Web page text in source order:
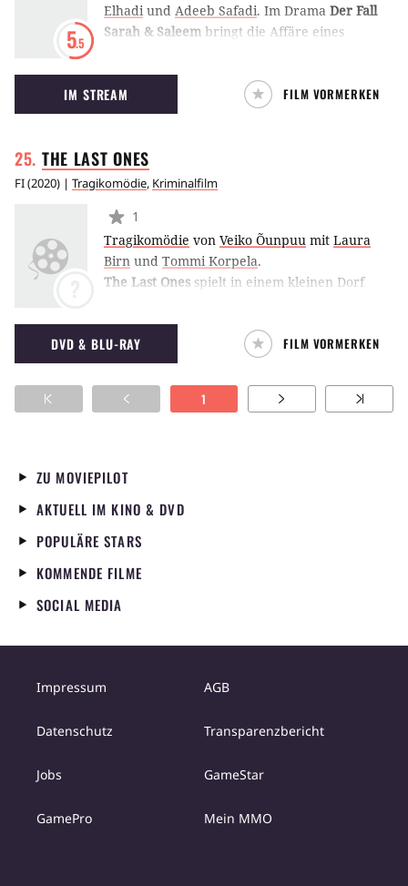
5.5
Elhadiund Adeeb Safadi. Im Drama Der Fall
Sarah & Saleem bringt die Affäre eines
Ehen der zwei verbotenen Liebenden in
Gefahr.
IM STREAM FILM VORMERKEN
THE LASTONES
FI(2020) | Tragikomödie, Kriminalfilm
1
Tragikomödie von Veiko Õunpuu mit Laura
Birn und Tommi Korpela.
The Last Ones spielt in einem kleinen Dorf
Minenarbeiter, der sich von seiner Familie
entfremdet hat. Er verliebt sich in die Frau
seines besten Freundes - doch die wiedeum
hat ein Auge auf den Besitzer der örtlichen
Mine geworfen. (TT)
DVD & BLU-RAY FILM VORMERKEN
1
ZU MOVIEPILOT
AKTUELL IM KINO & DVD
POPULÄRE STARS
KOMMENDE FILME
SOCIAL MEDIA
Impressum AGB
Datenschutz Transparenzbericht
Jobs GameStar
GamePro Mein MMO